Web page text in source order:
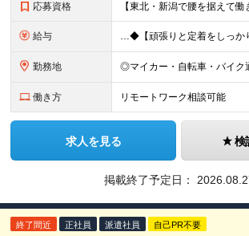
応募資格
給与
勤務地
働き方 リモートワーク相談可能
求人を見る 検
掲載終了予定日：
終了間近 正社員 派遣社員 自己PR不要